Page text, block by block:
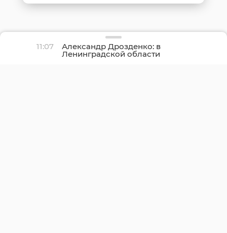
11:07 Александр Дрозденко: в
Ленинградской области
отмечается рост